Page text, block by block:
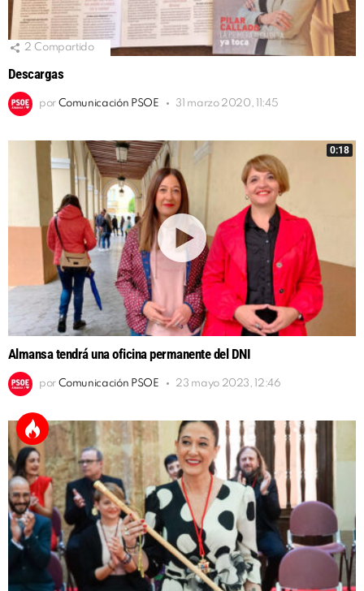
2 Compartido
Descargas
por Comunicación PSOE 31 marzo 2020, 11:45
0:18
Almansa tendrá una oficina permanente del DNI
por Comunicación PSOE 23 mayo 2023, 12:46